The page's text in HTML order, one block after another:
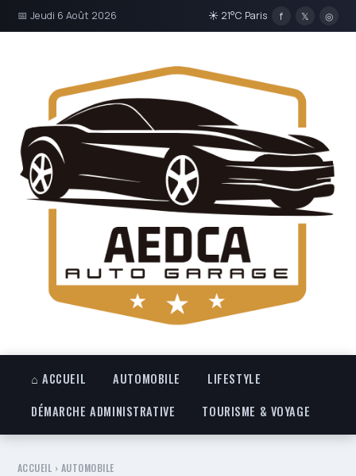
📅 Jeudi 6 Août 2026 ☀ 21°C Paris f 𝕏 ◎
⌂ ACCUEIL AUTOMOBILE
LIFESTYLE
DÉMARCHE ADMINISTRATIVE
TOURISME & VOYAGE
ACCUEIL › AUTOMOBILE